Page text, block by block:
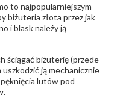
ul. Północna 22 45-805
Tel. +48 77 54 90 100;
biuro@stelmach.pl
w wieku poniżej 3 lat
zawierają nikiel
to najpopularniejszym
biżuteria złota przez jak
i blask należy ją
ściągać biżuterię (przede
ją mechanicznie
lutów pod